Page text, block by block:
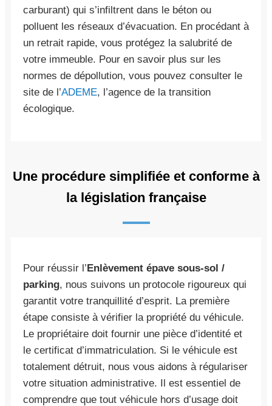
carburant) qui s’infiltrent dans le béton ou
polluent les réseaux d’évacuation. En procédant à
un retrait rapide, vous protégez la salubrité de
votre immeuble. Pour en savoir plus sur les
normes de dépollution, vous pouvez consulter le
site de l’ADEME, l’agence de la transition
écologique.
Une procédure simplifiée et conforme à
la législation française
Pour réussir l’Enlèvement épave sous-sol /
parking, nous suivons un protocole rigoureux qui
garantit votre tranquillité d’esprit. La première
étape consiste à vérifier la propriété du véhicule.
Le propriétaire doit fournir une pièce d’identité et
le certificat d’immatriculation. Si le véhicule est
totalement détruit, nous vous aidons à régulariser
votre situation administrative. Il est essentiel de
comprendre que tout véhicule hors d’usage doit